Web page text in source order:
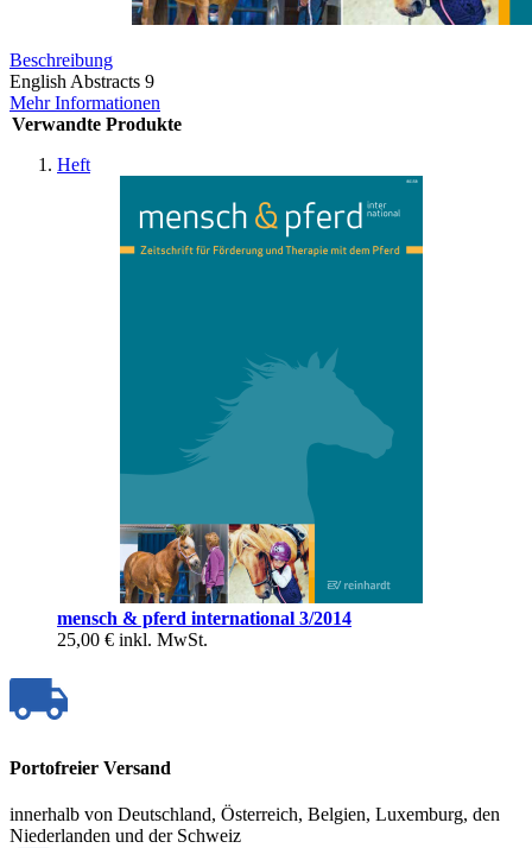
Beschreibung
English Abstracts 9
Mehr Informationen
Verwandte Produkte
Heft
mensch & pferd international 3/2014
25,00 € inkl. MwSt.
Portofreier Versand
innerhalb von Deutschland, Österreich, Belgien, Luxemburg, den
Niederlanden und der Schweiz